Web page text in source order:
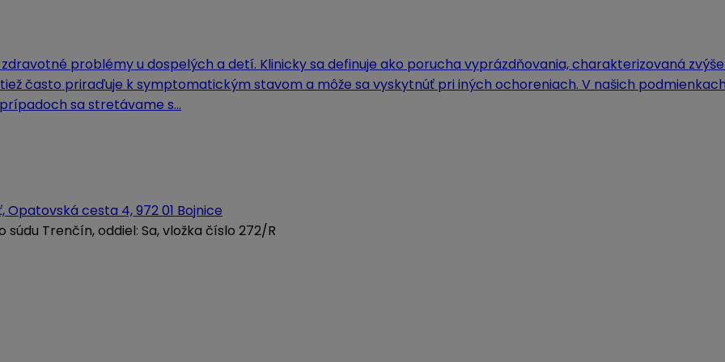
problémy u dospelých a detí. Klinicky sa definuje ako porucha vyprázdňovania, charakterizovaná
často priraďuje k symptomatickým stavom a môže sa vyskytnúť pri iných ochoreniach. V našich
sa stretávame s…
Opatovská cesta 4, 972 01 Bojnice
Trenčín, oddiel: Sa, vložka číslo 272/R